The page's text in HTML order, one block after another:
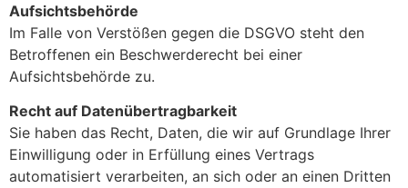
Aufsichtsbehörde
Im Falle von Verstößen gegen die DSGVO steht den
Betroffenen ein Beschwerderecht bei einer
Aufsichtsbehörde zu.
Recht auf Datenübertragbarkeit
Sie haben das Recht, Daten, die wir auf Grundlage Ihrer
Einwilligung oder in Erfüllung eines Vertrags
automatisiert verarbeiten, an sich oder an einen Dritten